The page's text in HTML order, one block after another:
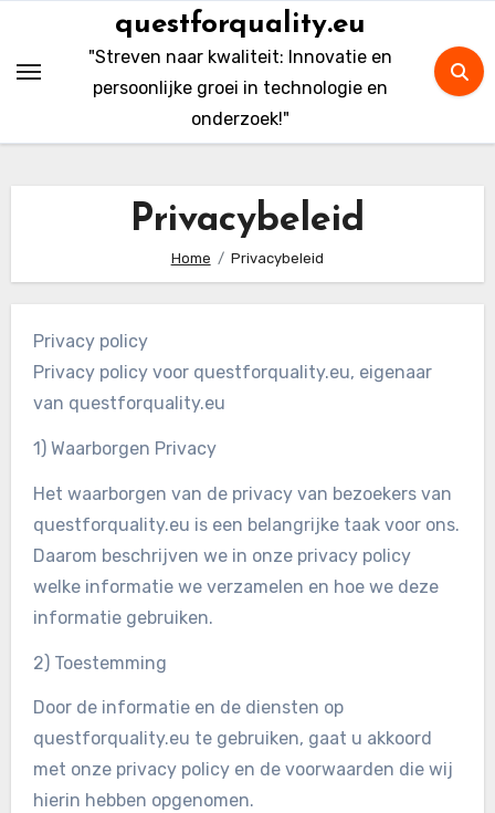
content
questforquality.eu
"Streven naar kwaliteit: Innovatie en
persoonlijke groei in technologie en
onderzoek!"
Privacybeleid
Home Privacybeleid
Privacy policy
Privacy policy voor questforquality.eu, eigenaar
van questforquality.eu
1) Waarborgen Privacy
Het waarborgen van de privacy van bezoekers van
questforquality.eu is een belangrijke taak voor ons.
Daarom beschrijven we in onze privacy policy
welke informatie we verzamelen en hoe we deze
informatie gebruiken.
2) Toestemming
Door de informatie en de diensten op
questforquality.eu te gebruiken, gaat u akkoord
met onze privacy policy en de voorwaarden die wij
hierin hebben opgenomen.